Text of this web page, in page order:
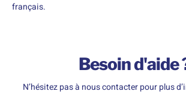
français.
Besoin d'aide
N’hésitez pas à nous contacter pour plus